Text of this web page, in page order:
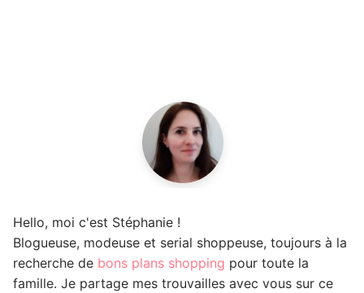
Hello, moi c'est Stéphanie !
Blogueuse, modeuse et serial shoppeuse, toujours à la
recherche de bons plans shopping pour toute la
famille. Je partage mes trouvailles avec vous sur ce